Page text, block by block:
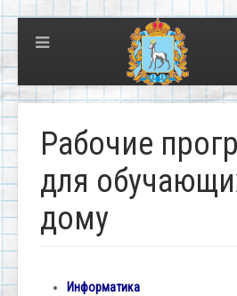
Рабочие
для
дому
Информатика